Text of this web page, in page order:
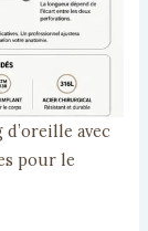
avec
pour le